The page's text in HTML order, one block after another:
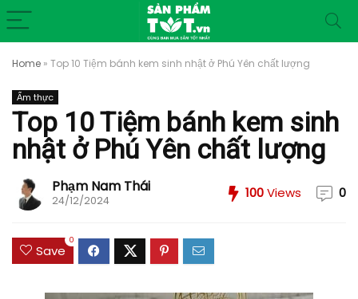
Home » Top 10 Tiệm bánh kem sinh nhật ở Phú Yên chất lượng
Ẩm thực
Top 10 Tiệm bánh kem sinh
nhật ở Phú Yên chất lượng
Phạm Nam Thái
24/12/2024 100Views 0
Save
0